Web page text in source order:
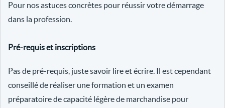
Pour nos astuces concrètes pour réussir votre démarrage
dans la profession.
Pré-requis et inscriptions
Pas de pré-requis, juste savoir lire et écrire. Il est cependant
conseillé de réaliser une formation et un examen
préparatoire de capacité légère de marchandise pour